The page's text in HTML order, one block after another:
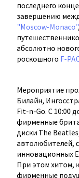
последнего
завершению
"Moscow-Monaco"
абсолютно
роскошного F-
Мероприятие
Билайн,
Fit-n-Go. С 10:00
фирменные
диски The
автолюбителей,
инновационных
При этом хитом,
фирменные